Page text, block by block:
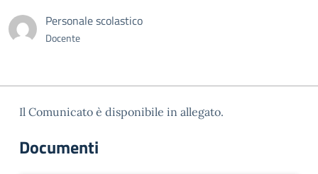
Personale scolastico
Docente
Il Comunicato è disponibile in allegato.
Documenti